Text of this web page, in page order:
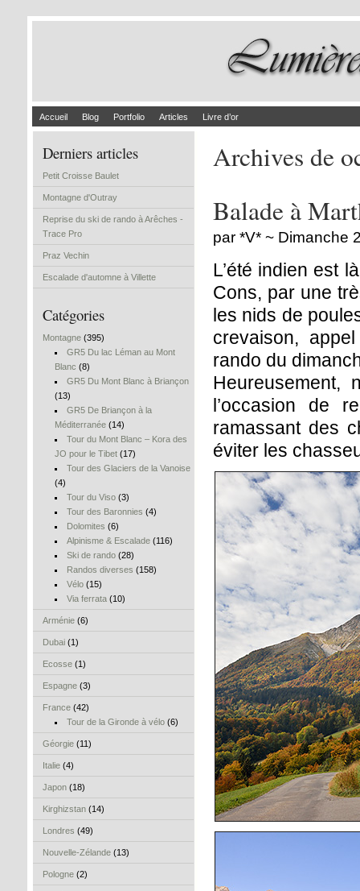
Accueil Blog Portfolio Articles Livre d’or
Derniers articles
Petit Croisse Baulet
Montagne d'Outray
Reprise du ski de rando à Arêches -
Trace Pro
Praz Vechin
Escalade d'automne à Villette
Catégories
Montagne (395)
GR5 Du lac Léman au Mont
Blanc (8)
GR5 Du Mont Blanc à Briançon
(13)
GR5 De Briançon à la
Méditerranée (14)
Tour du Mont Blanc – Kora des
JO pour le Tibet (17)
Tour des Glaciers de la Vanoise
(4)
Tour du Viso(3)
Tour des Baronnies (4)
Dolomites (6)
Alpinisme & Escalade(116)
Ski de rando(28)
Randos diverses (158)
Vélo(15)
Via ferrata(10)
Arménie (6)
Dubai (1)
Ecosse (1)
Espagne (3)
France (42)
Tour de la Gironde à vélo(6)
Géorgie (11)
Italie (4)
Japon (18)
Kirghizstan (14)
Londres (49)
Nouvelle-Zélande (13)
Pologne (2)
Archives de
Balade à
par *V* ~ Dimanche
L’été indien est
Cons, par une
les nids de
crevaison,
rando du
Heureusement,
l’occasion de
ramassant des
éviter les